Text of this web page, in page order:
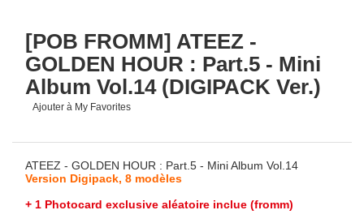
[POB FROMM] ATEEZ -
GOLDEN HOUR : Part.5 - Mini
Album Vol.14 (DIGIPACK Ver.)
Ajouter à My Favorites
ATEEZ - GOLDEN HOUR : Part.5 - Mini Album Vol.14
Version Digipack, 8 modèles
+ 1 Photocard exclusive aléatoire inclue (fromm)